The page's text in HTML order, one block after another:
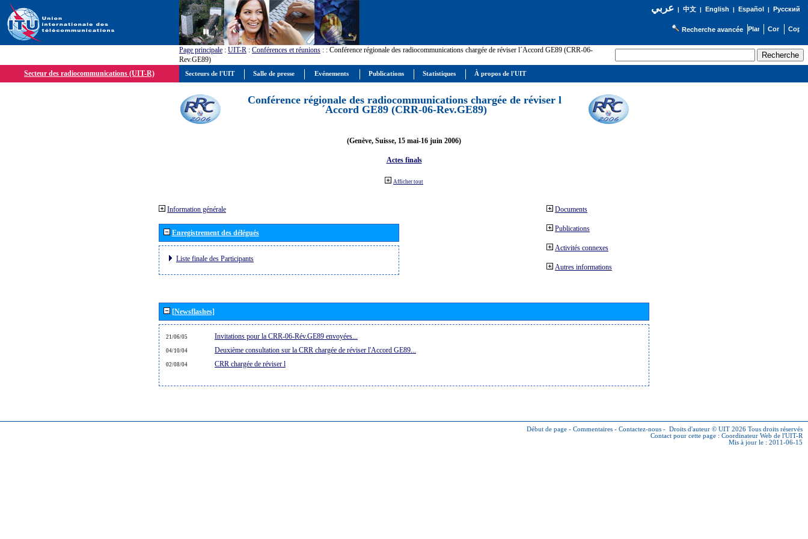
عربي| 中文| English | Español | Русский
Recherche avancée
Page principale : UIT-R : Conférences et réunions : : Conférence régionale des radiocommunications chargée de réviser l´Accord GE89 (CRR-06-
Rev.GE89)
Secteur des radiocommunications (UIT-R)
Conférence régionale des radiocommunications chargée de réviser l
´Accord GE89 (CRR-06-Rev.GE89)
(Genève, Suisse, 15 mai-16 juin 2006)
Actes finals
Afficher tout
Information générale
Enregistrement des délégués
Liste finale des Participants
Documents
Publications
Activités connexes
Autres informations
[Newsflashes]
21/06/05 Invitations pour la CRR-06-Rév.GE89 envoyées...
04/10/04 Deuxième consultation sur la CRR chargée de réviser l'Accord GE89...
02/08/04 CRR chargée de réviser l
Début de page - Commentaires - Contactez-nous - Droits d'auteur © UIT 2026 Tous droits réservés
Contact pour cette page : Coordinateur Web de l'UIT-R
Mis à jour le : 2011-06-15
Secteurs de l'UIT Salle de presse Evénements Publications Statistiques À propos de l'UIT